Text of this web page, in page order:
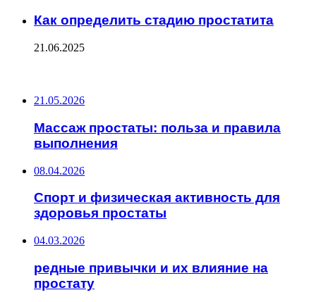
Как определить стадию простатита
21.06.2025
21.05.2026
Массаж простаты: польза и правила
выполнения
08.04.2026
Спорт и физическая активность для
здоровья простаты
04.03.2026
редные привычки и их влияние на
простату